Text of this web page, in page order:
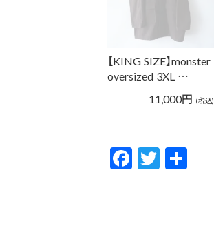
【KING SIZE】monster
oversized 3XL …
11,000円 (税込)
F
ac
T
w